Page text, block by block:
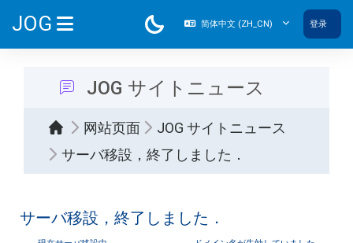
JOG 简体中文 ‎(ZH_CN)‎ 登录
JOG サイトニュース
网站页面
JOG サイトニュース
サーバ移設，終了しました．
サーバ移設，終了しました．